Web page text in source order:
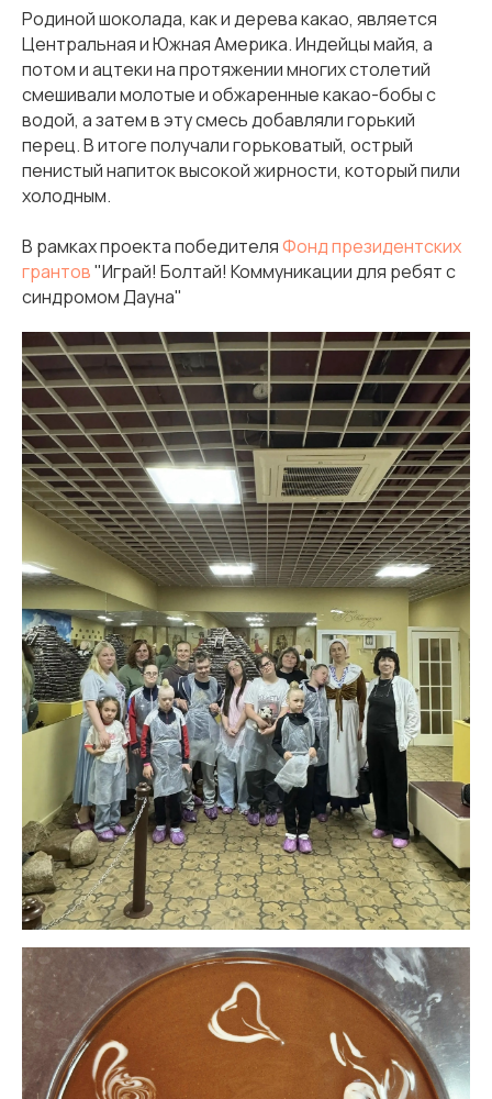
Родиной шоколада, как и дерева какао, является
Центральная и Южная Америка. Индейцы майя, а
потом и ацтеки на протяжении многих столетий
смешивали молотые и обжаренные какао-бобы с
водой, а затем в эту смесь добавляли горький
перец. В итоге получали горьковатый, острый
пенистый напиток высокой жирности, который пили
холодным.
В рамках проекта победителяФонд президентских
грантов"Играй! Болтай! Коммуникации для ребят с
синдромом Дауна"